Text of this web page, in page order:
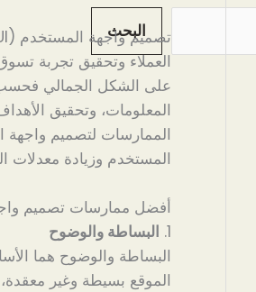
البحث
تصميم واجهة المستخدم (UI) لمواقع
العملاء وتحقيق تجربة
على الشكل الجمالي
المعلومات، وتحقيق
الممارسات لتصميم واجهة
المستخدم وزيادة معدلات
أفضل ممارسات تصميم
1. البساطة والوضوح
البساطة والوضوح هما
الموقع بسيطة وغير